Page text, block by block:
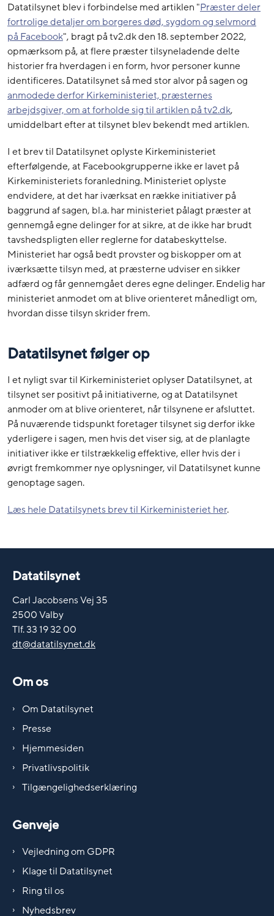
Datatilsynet blev i forbindelse med artiklen "Præster deler
fortrolige detaljer om borgeres død, sygdom og selvmord
på Facebook", bragt på tv2.dk den 18. september 2022,
opmærksom på, at flere præster tilsyneladende delte
historier fra hverdagen i en form, hvor personer kunne
identificeres. Datatilsynet så med stor alvor på sagen og
anmodede derfor Kirkeministeriet, præsternes
arbejdsgiver, om at forholde sig til artiklen på tv2.dk,
umiddelbart efter at tilsynet blev bekendt med artiklen.
I et brev til Datatilsynet oplyste Kirkeministeriet
efterfølgende, at Facebookgrupperne ikke er lavet på
Kirkeministeriets foranledning. Ministeriet oplyste
endvidere, at det har iværksat en række initiativer på
baggrund af sagen, bl.a. har ministeriet pålagt præster at
gennemgå egne delinger for at sikre, at de ikke har brudt
tavshedspligten eller reglerne for databeskyttelse.
Ministeriet har også bedt provster og biskopper om at
iværksætte tilsyn med, at præsterne udviser en sikker
adfærd og får gennemgået deres egne delinger. Endelig har
ministeriet anmodet om at blive orienteret månedligt om,
hvordan disse tilsyn skrider frem.
Datatilsynet følger op
I et nyligt svar til Kirkeministeriet oplyser Datatilsynet, at
tilsynet ser positivt på initiativerne, og at Datatilsynet
anmoder om at blive orienteret, når tilsynene er afsluttet.
På nuværende tidspunkt foretager tilsynet sig derfor ikke
yderligere i sagen, men hvis det viser sig, at de planlagte
initiativer ikke er tilstrækkelig effektive, eller hvis der i
øvrigt fremkommer nye oplysninger, vil Datatilsynet kunne
genoptage sagen.
Læs hele Datatilsynets brev til Kirkeministeriet her.
Datatilsynet
Carl Jacobsens Vej 35
2500 Valby
Tlf. 33 19 32 00
dt@datatilsynet.dk
Om os
Om Datatilsynet
Presse
Hjemmesiden
Privatlivspolitik
Tilgængelighedserklæring
Genveje
Vejledning om GDPR
Klage til Datatilsynet
Ring til os
Nyhedsbrev